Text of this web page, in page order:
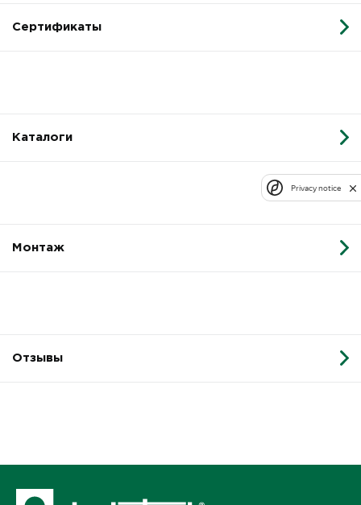
Сертификаты
Каталоги
Монтаж
Отзывы
Privacy notice